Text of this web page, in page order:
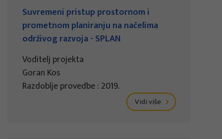
Suvremeni pristup prostornom i
prometnom planiranju na načelima
održivog razvoja - SPLAN
Voditelj projekta
Goran Kos
Razdoblje provedbe : 2019.
Vidi više